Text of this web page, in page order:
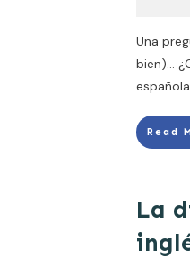
Una
bien)…
Read
La